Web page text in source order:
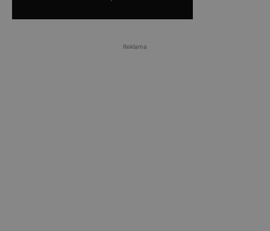
Reklama